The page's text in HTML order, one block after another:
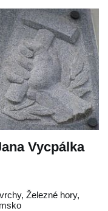
Vycpálka
, Železné hory,